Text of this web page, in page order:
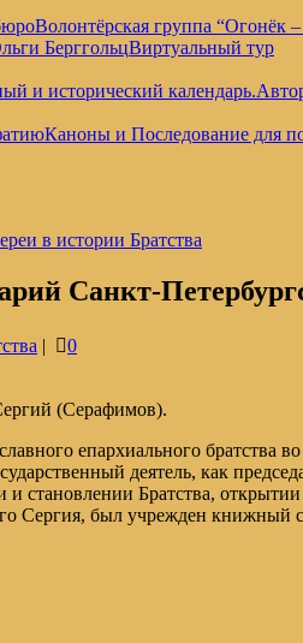
Волонтёрская группа
БерггольцВиртуальный тур
и исторический календарь.
Каноны и Последование для
в истории Братства
Санкт-
|
0
(Серафимов).
епархиального
деятель, как
и становлении Братства,
Сергия, был учрежден книжный